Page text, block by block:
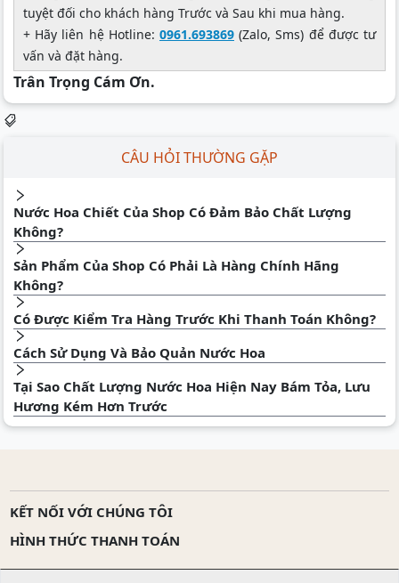
tuyệt đối cho khách hàng Trước và Sau khi mua hàng.
+ Hãy liên hệ Hotline: 0961.693869 (Zalo, Sms) để được tư
vấn và đặt hàng.
Trân Trọng Cám Ơn.
CÂU HỎI THƯỜNG GẶP
Nước Hoa Chiết Của Shop Có Đảm Bảo Chất Lượng
Không?
Sản Phẩm Của Shop Có Phải Là Hàng Chính Hãng
Không?
Có Được Kiểm Tra Hàng Trước Khi Thanh Toán Không?
Cách Sử Dụng Và Bảo Quản Nước Hoa
Tại Sao Chất Lượng Nước Hoa Hiện Nay Bám Tỏa, Lưu
Hương Kém Hơn Trước
KẾT NỐI VỚI CHÚNG TÔI
HÌNH THỨC THANH TOÁN